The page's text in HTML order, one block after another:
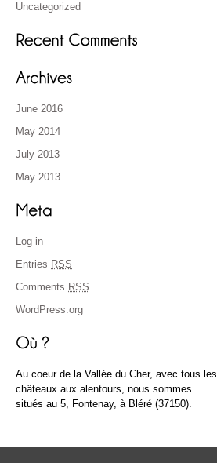
Uncategorized
June 2016
May 2014
July 2013
May 2013
Log in
Entries RSS
Comments RSS
WordPress.org
Au coeur de la Vallée du Cher, avec tous les
châteaux aux alentours, nous sommes
situés au 5, Fontenay, à Bléré (37150).